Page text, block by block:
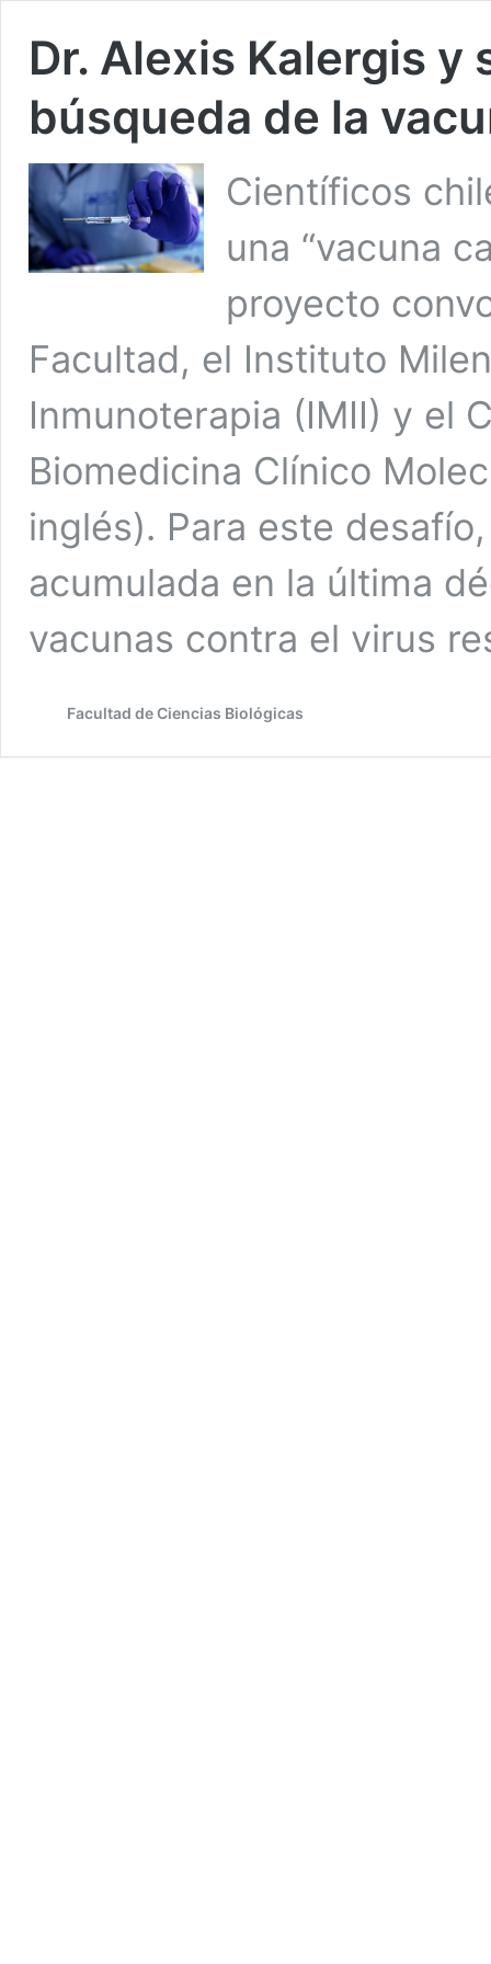
Dr. Alexis Kalergis y
búsqueda de la
Científicos
una “vacuna
proyecto
Facultad, el Instituto
Inmunoterapia (IMII) y el
Biomedicina Clínico
inglés). Para este
acumulada en la última
vacunas contra el virus
Facultad de Ciencias Biológicas